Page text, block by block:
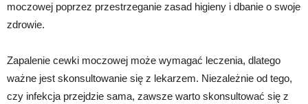
moczowej poprzez przestrzeganie zasad higieny i dbanie o swoje
zdrowie.
Zapalenie cewki moczowej może wymagać leczenia, dlatego
ważne jest skonsultowanie się z lekarzem. Niezależnie od tego,
czy infekcja przejdzie sama, zawsze warto skonsultować się z